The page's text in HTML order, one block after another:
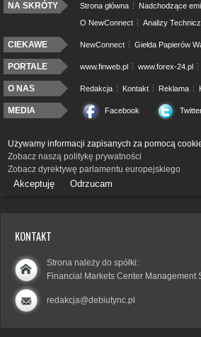
NA SKRÓTY Strona główna Nadchodzące
O NewConnect
Analizy
CIEKAWE NewConnect Giełda Papierów
PORTALE www.finweb.pl www.forex-24.pl
O NAS Redakcja Kontakt Reklama
MEDIA Facebook
Używamy informacji zapisanych za pomocą
Zobacz naszą politykę prywatności
Zobacz dyrektywę parlamentu europejskiego
Akceptuję Odrzucam
KONTAKT
Strona należy do spółki:
Financial Markets Center Management
redakcja@debiutync.pl